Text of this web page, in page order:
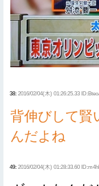
38: 2016/02/04(木) 01:26:25.33
背伸びして賢
んだよね
49: 2016/02/04(木) 01:28:33.60